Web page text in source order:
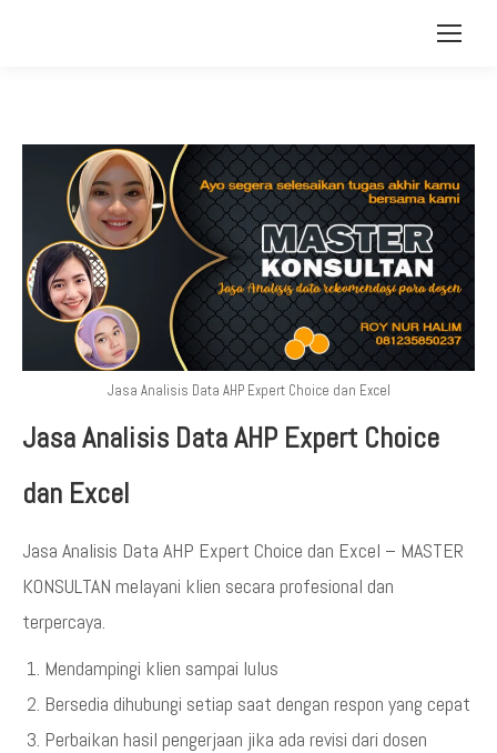
Jasa Analisis Data AHP Expert Choice dan Excel
Jasa Analisis Data AHP Expert Choice
dan Excel
Jasa Analisis Data AHP Expert Choice dan Excel – MASTER
KONSULTAN melayani klien secara profesional dan
terpercaya.
Mendampingi klien sampai lulus
Bersedia dihubungi setiap saat dengan respon yang cepat
Perbaikan hasil pengerjaan jika ada revisi dari dosen